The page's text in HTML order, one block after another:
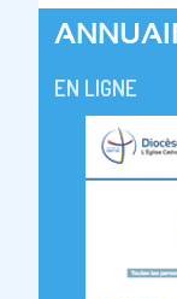
EN LIGNE